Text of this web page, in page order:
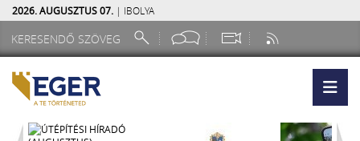
2026. AUGUSZTUS 07. | IBOLYA